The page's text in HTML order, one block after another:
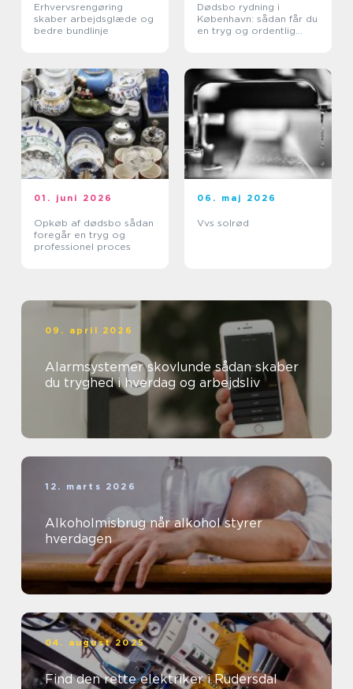
Erhvervsrengøring
skaber arbejdsglæde og
bedre bundlinje
Dødsbo rydning i
København: sådan får du
en tryg og ordentlig
01. juni 2026
Opkøb af dødsbo sådan
foregår en tryg og
professionel proces
06. maj 2026
Vvs solrød
09. april 2026
Alarmsystemer skovlunde sådan skaber
du tryghed i hverdag og arbejdsliv
12. marts 2026
Alkoholmisbrug når alkohol styrer
hverdagen
04. august 2025
Find den rette elektriker i Rudersdal